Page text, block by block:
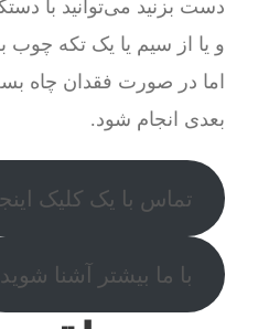
دست بزنید می‌توانید با
و یا از سیم یا یک تکه چوب
اما در صورت فقدان چاه
بعدی انجام شود.
تماس با یک کلیک
با ما بیشتر آشنا شوید